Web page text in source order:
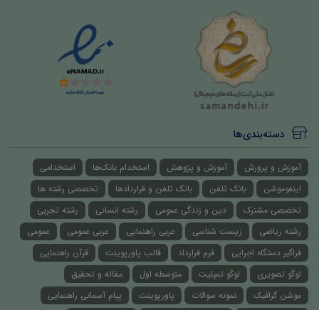
دسته‌بندی‌ها
آموزش و پرورش آموزش و پژوهش استخدام بانک‌ها
استخدامی
اینفوموشن
بانک تلفن بانک تلفن و قراردادها
تخصصی رشته ها
تخصصی مشترک
دین و زندگی عمومی رشته انسانی
رشته تجربی
رشته ریاضی
زیست شناسی عربی راهنمایی عربی عمومی
عمومی
فراگیر دستگاه اجرایی
فرم قرارداد قالب پاورپوینت
قرآن راهنمایی
لوگو تصویری
لوگو تمپلیت متوسطه اول
مقاله و تحقیق
موشن گرافیک
نمونه سوالات پاورپوینت
پیام آسمانی راهنمایی